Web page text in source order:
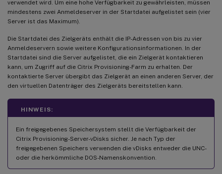
verwendet wird. Um eine hohe Verfügbarkeit zu gewährleisten, müssen
mindestens zwei Anmeldeserver in der Startdatei aufgelistet sein (vier
Server ist das Maximum).
Die Startdatei des Zielgeräts enthält die IP-Adressen von bis zu vier
Anmeldeservern sowie weitere Konfigurationsinformationen. In der
Startdatei sind die Server aufgelistet, die ein Zielgerät kontaktieren
kann, um Zugriff auf die Citrix Provisioning-Farm zu erhalten. Der
kontaktierte Server übergibt das Zielgerät an einen anderen Server, der
den virtuellen Datenträger des Zielgeräts bereitstellen kann.
HINWEIS:
Ein freigegebenes Speichersystem stellt die Verfügbarkeit der
Citrix Provisioning-Server-vDisks sicher. Je nach Typ der
freigegebenen Speichers verwenden die vDisks entweder die UNC-
oder die herkömmliche DOS-Namenskonvention.